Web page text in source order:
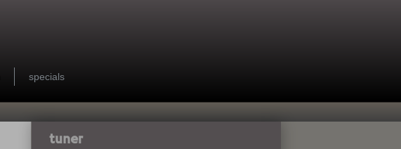
specials
tuner